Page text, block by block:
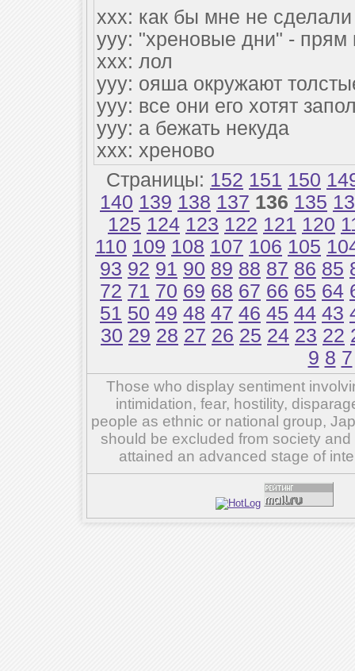
xxx: как бы мне не
yyy: "хреновые дни" - прям
xxx: лол
yyy: ояша окружают
yyy: все они его хотят
yyy: а бежать некуда
xxx: хреново
Страницы: 152 151 150
140 139 138 137 136 135
125 124 123 122 121 120
110 109 108 107 106 105
93 92 91 90 89 88 87 86 85
72 71 70 69 68 67 66 65 64
51 50 49 48 47 46 45 44 43
30 29 28 27 26 25 24 23 22
9 8 7
Those who display sentiment
intimidation, fear, hostility,
people as ethnic or national group,
should be excluded from society
attained an advanced stage of